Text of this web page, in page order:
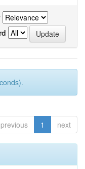
previous 1 next